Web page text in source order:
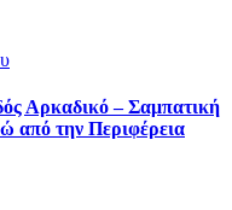
Αρκαδικό – Σαμπατική
από την Περιφέρεια